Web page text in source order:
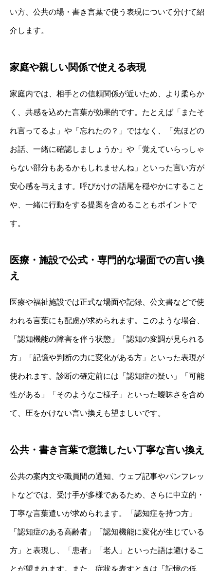
い方、公共の場・書き言葉で使う表現について分けて紹
介します。
家庭や親しい関係で使える表現
家庭内では、相手との信頼関係が近いため、より柔らか
く、共感を込めた言葉が効果的です。たとえば「またそ
れ言ってるよ」や「忘れたの？」ではなく、「先ほどの
お話、一緒に確認しましょうか」や「覚えていらっしゃ
らない部分もあるかもしれませんね」といった言い方が
安心感を与えます。呼びかけの語尾を穏やかにすること
や、一緒に行動をする提案を含めることもポイントで
す。
医療・施設で公式・専門的な場面での言い換
え
医療や福祉施設では正式な場面や記録、公文書などで使
われる言葉にも配慮が求められます。このような場合、
「認知機能の障害を伴う状態」「認知の変調が見られる
方」「記憶や判断の力に変化がある方」といった表現が
使われます。診断の確定前には「認知症の疑い」「可能
性がある」「そのようなご様子」といった曖昧さを含め
て、圧をかけない言い換えも望ましいです。
公共・書き言葉で意識したい丁寧な言い換え
公共の案内文や職員間の通知、ウェブ記事やパンフレッ
トなどでは、受け手が多様であるため、さらに中立的・
丁寧な言葉遣いが求められます。「認知症を持つ方」
「認知症のある高齢者」「認知機能に変化が生じている
方」と表現し、「患者」「老人」といった語は避けるこ
とが望まれます。また、症状を表すときは「記憶の低